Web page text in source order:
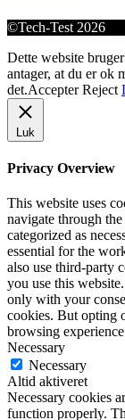
©Tech-Test 2026
Dette website
antager, at du er ok
det.Accepter Reject
Luk
Privacy Overview
This website uses
navigate through
categorized as
essential for the
also use third-party
you use this
only with your
cookies. But opting
browsing
Necessary
Necessary
Altid aktiveret
Necessary cookies
function properly.